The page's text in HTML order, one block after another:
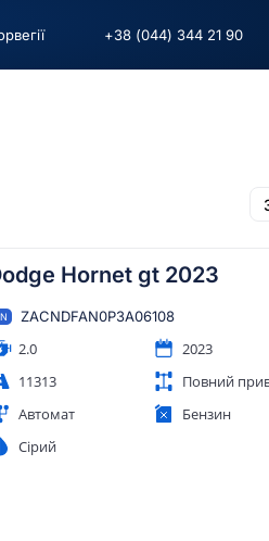
+38 (044) 344 21 90
Hornet gt 2023
ZACNDFAN0P3A06108
2.0
2023
11313
Повний
Автомат
Бензин
Сірий